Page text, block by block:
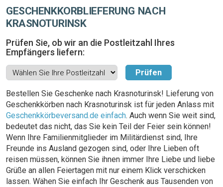
GESCHENKKORBLIEFERUNG NACH
KRASNOTURINSK
Prüfen Sie, ob wir an die Postleitzahl Ihres
Empfängers liefern:
Bestellen Sie Geschenke nach Krasnoturinsk! Lieferung von
Geschenkkörben nach Krasnoturinsk ist für jeden Anlass mit
Geschenkkörbeversand.de einfach. Auch wenn Sie weit sind,
bedeutet das nicht, das Sie kein Teil der Feier sein können!
Wenn Ihre Familienmitglieder im Militärdienst sind, Ihre
Freunde ins Ausland gezogen sind, oder Ihre Lieben oft
reisen müssen, können Sie ihnen immer Ihre Liebe und liebe
Grüße an allen Feiertagen mit nur einem Klick verschicken
lassen. Wähen Sie einfach Ihr Geschenk aus Tausenden von